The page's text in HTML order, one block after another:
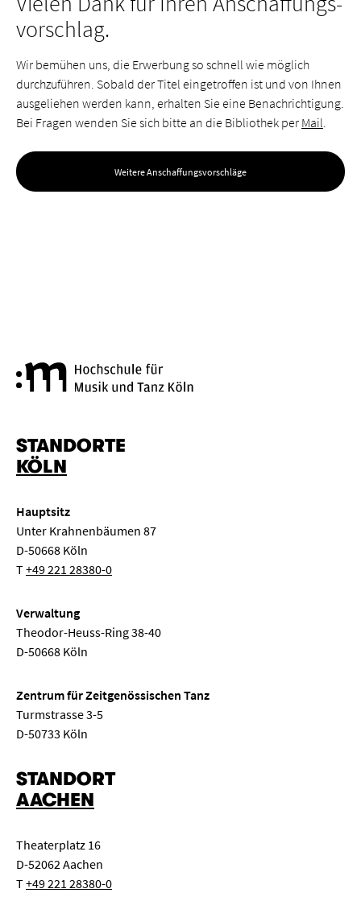
vorschlag.
Wir bemühen uns, die Erwerbung so schnell wie möglich
durchzuführen. Sobald der Titel eingetroffen ist und von Ihnen
ausgeliehen werden kann, erhalten Sie eine Benachrichtigung.
Bei Fragen wenden Sie sich bitte an die Bibliothek per Mail.
Weitere Anschaffungsvorschläge
STANDORTE
KÖLN
Hauptsitz
Unter Krahnenbäumen 87
D-50668 Köln
T+49 221 28380-0
Verwaltung
Theodor-Heuss-Ring 38-40
D-50668 Köln
Zentrum für Zeitgenössischen Tanz
Turmstrasse 3-5
D-50733 Köln
STANDORT
AACHEN
Theaterplatz 16
D-52062 Aachen
T+49 221 28380-0